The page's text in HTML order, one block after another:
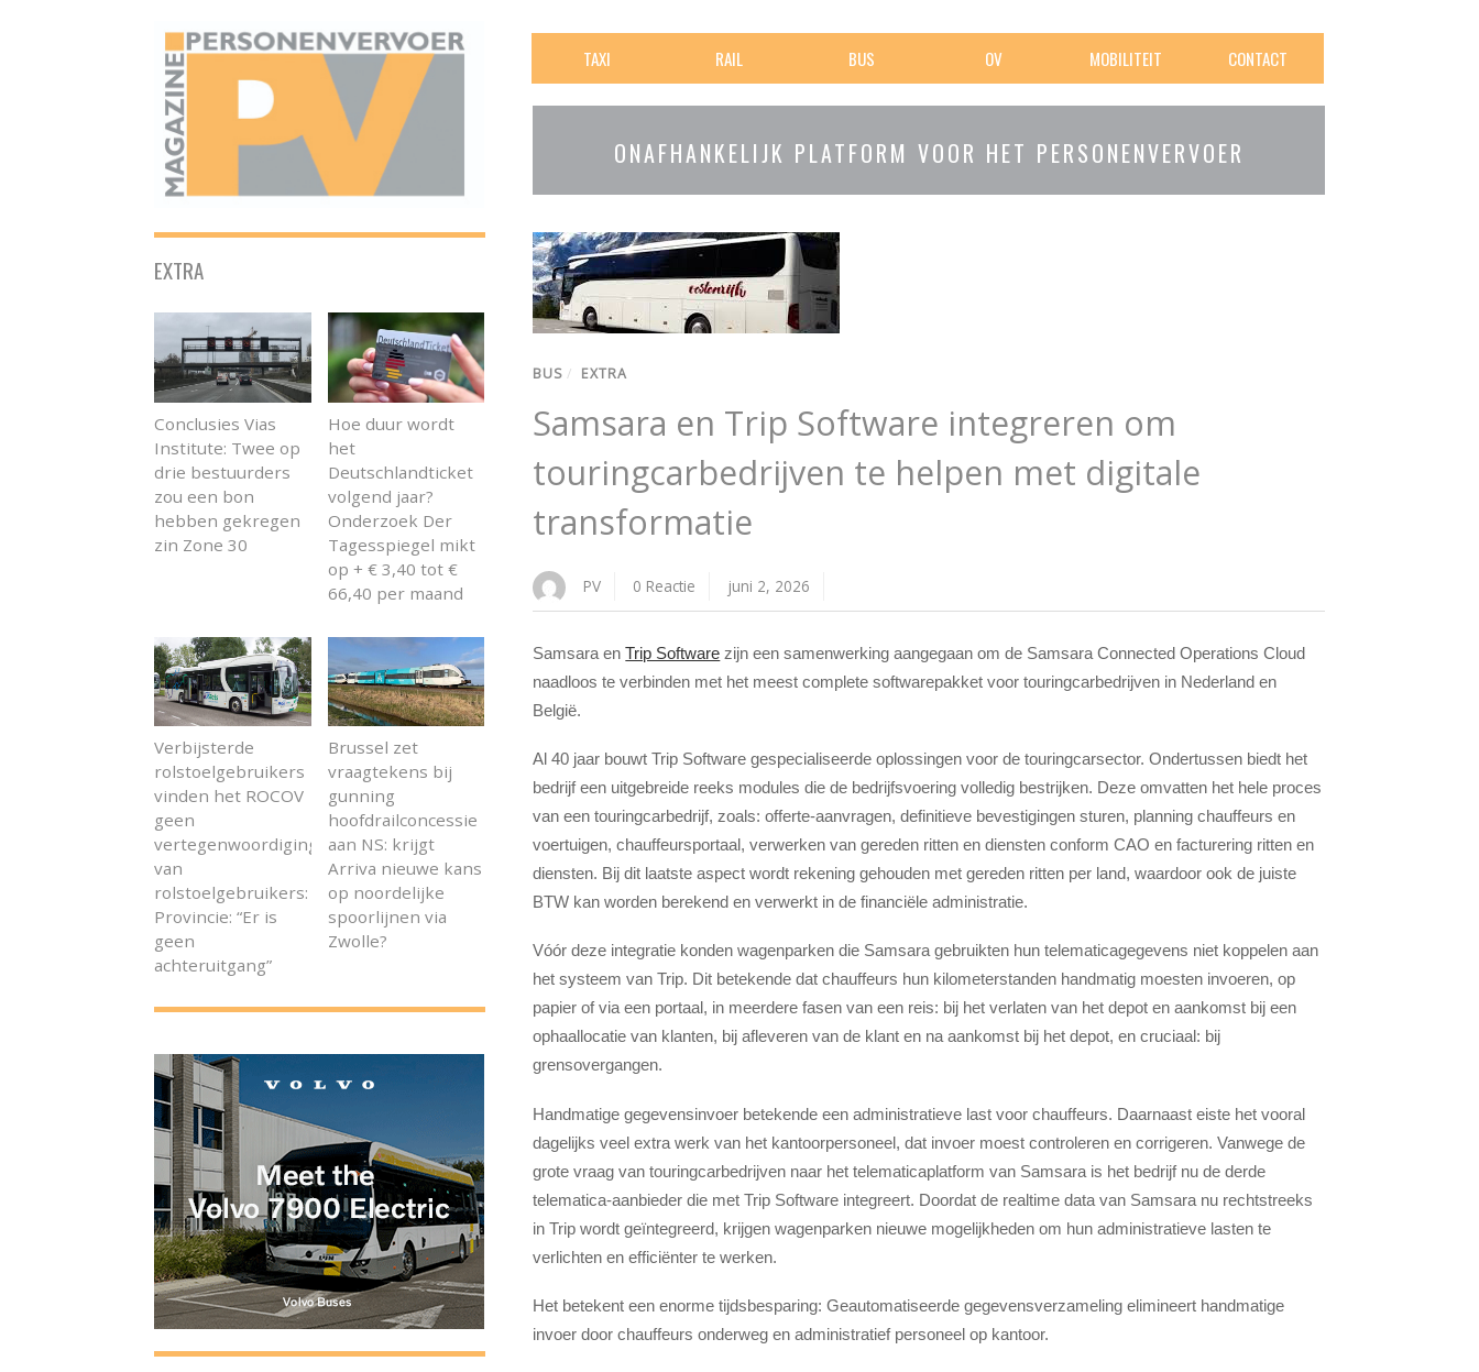
TAXI RAIL BUS OV MOBILITEIT CONTACT
ONAFHANKELIJK PLATFORM VOOR HET PERSONENVERVOER
BUS / EXTRA
Samsara en Trip Software integreren om
touringcarbedrijven te helpen met digitale
transformatie
PV 0 Reactie juni 2, 2026
Samsara enTrip Software zijn een samenwerking aangegaan om de Samsara Connected Operations Cloud
naadloos te verbinden met het meest complete softwarepakket voor touringcarbedrijven in Nederland en
België.
Al 40 jaar bouwt Trip Software gespecialiseerde oplossingen voor de touringcarsector. Ondertussen biedt het
bedrijf een uitgebreide reeks modules die de bedrijfsvoering volledig bestrijken. Deze omvatten het hele proces
van een touringcarbedrijf, zoals: offerte-aanvragen, definitieve bevestigingen sturen, planning chauffeurs en
voertuigen, chauffeursportaal, verwerken van gereden ritten en diensten conform CAO en facturering ritten en
diensten. Bij dit laatste aspect wordt rekening gehouden met gereden ritten per land, waardoor ook de juiste
BTW kan worden berekend en verwerkt in de financiële administratie.
Vóór deze integratie konden wagenparken die Samsara gebruikten hun telematicagegevens niet koppelen aan
het systeem van Trip. Dit betekende dat chauffeurs hun kilometerstanden handmatig moesten invoeren, op
papier of via een portaal, in meerdere fasen van een reis: bij het verlaten van het depot en aankomst bij een
ophaallocatie van klanten, bij afleveren van de klant en na aankomst bij het depot, en cruciaal: bij
grensovergangen.
Handmatige gegevensinvoer betekende een administratieve last voor chauffeurs. Daarnaast eiste het vooral
dagelijks veel extra werk van het kantoorpersoneel, dat invoer moest controleren en corrigeren. Vanwege de
grote vraag van touringcarbedrijven naar het telematicaplatform van Samsara is het bedrijf nu de derde
telematica-aanbieder die met Trip Software integreert. Doordat de realtime data van Samsara nu rechtstreeks
in Trip wordt geïntegreerd, krijgen wagenparken nieuwe mogelijkheden om hun administratieve lasten te
verlichten en efficiënter te werken.
Het betekent een enorme tijdsbesparing: Geautomatiseerde gegevensverzameling elimineert handmatige
invoer door chauffeurs onderweg en administratief personeel op kantoor.
EXTRA
Conclusies Vias
Institute: Twee op
drie bestuurders
zou een bon
hebben gekregen
zin Zone 30
Hoe duur wordt
het
Deutschlandticket
volgend jaar?
Onderzoek Der
Tagesspiegel mikt
op + € 3,40 tot €
66,40 per maand
Verbijsterde
rolstoelgebruikers
vinden het ROCOV
geen
vertegenwoordiging
van
rolstoelgebruikers:
Provincie: “Er is
geen
achteruitgang”
Brussel zet
vraagtekens bij
gunning
hoofdrailconcessie
aan NS: krijgt
Arriva nieuwe kans
op noordelijke
spoorlijnen via
Zwolle?